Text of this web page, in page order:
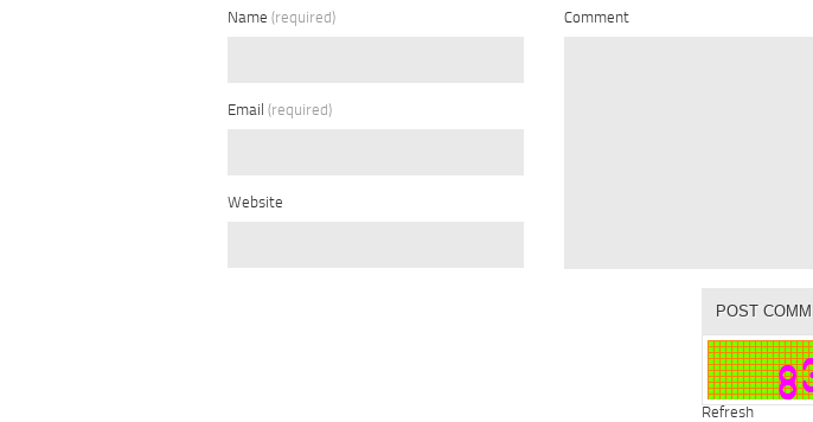
Name (required)
Email (required)
Website
Comment
Refresh